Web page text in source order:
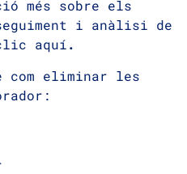
més sobre els
i anàlisi de
aquí.
com eliminar les